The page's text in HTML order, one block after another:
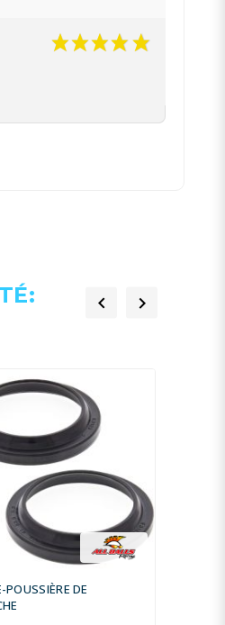
 
POUSSIÈRE DE